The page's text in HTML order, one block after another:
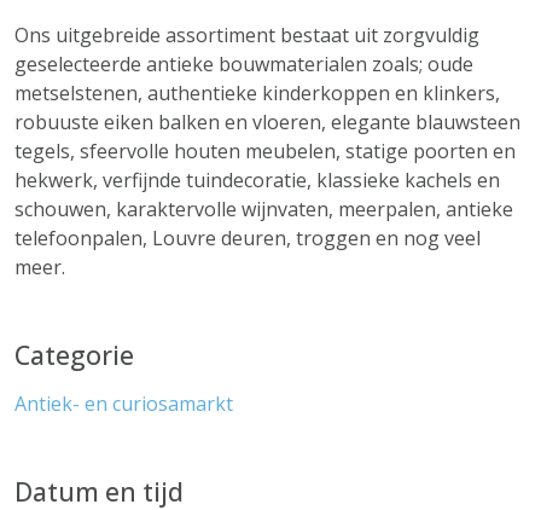
Ons uitgebreide assortiment bestaat uit zorgvuldig
geselecteerde antieke bouwmaterialen zoals; oude
metselstenen, authentieke kinderkoppen en klinkers,
robuuste eiken balken en vloeren, elegante blauwsteen
tegels, sfeervolle houten meubelen, statige poorten en
hekwerk, verfijnde tuindecoratie, klassieke kachels en
schouwen, karaktervolle wijnvaten, meerpalen, antieke
telefoonpalen, Louvre deuren, troggen en nog veel
meer.
Categorie
Antiek- en curiosamarkt
Datum en tijd